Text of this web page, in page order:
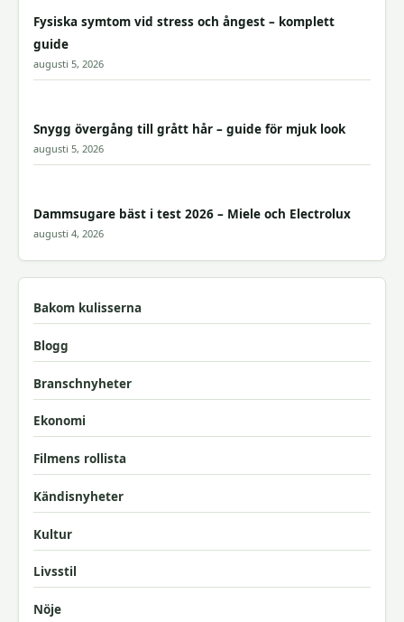
Fysiska symtom vid stress och ångest – komplett
guide
augusti 5, 2026
Snygg övergång till grått hår – guide för mjuk look
augusti 5, 2026
Dammsugare bäst i test 2026 – Miele och Electrolux
augusti 4, 2026
Bakom kulisserna
Blogg
Branschnyheter
Ekonomi
Filmens rollista
Kändisnyheter
Kultur
Livsstil
Nöje